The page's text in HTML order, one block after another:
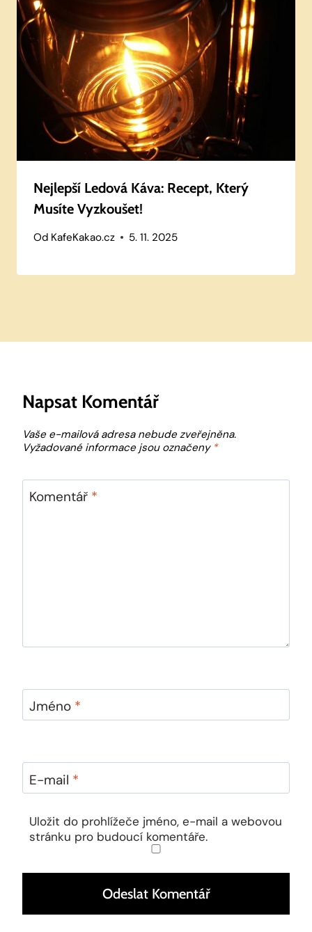
Nejlepší Ledová Káva: Recept, Který
Musíte Vyzkoušet!
Od KafeKakao.cz 5. 11. 2025
Napsat Komentář
Vaše e-mailová adresa nebude zveřejněna.
Vyžadované informace jsou označeny *
Komentář *
Jméno *
E-mail *
Uložit do prohlížeče jméno, e-mail a webovou
stránku pro budoucí komentáře.